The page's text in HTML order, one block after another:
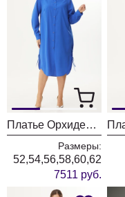
Платье ОрхидеяЛюкс 1354
Размеры:
52,54,56,58,60,62
7511 руб.